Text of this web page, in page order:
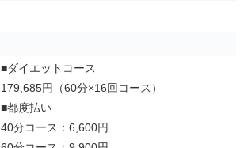
■ダイエットコース
179,685円（60分×16回コース）
■都度払い
40分コース：6,600円